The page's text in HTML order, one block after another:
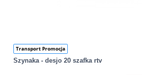
Transport Promocja
Szynaka - desjo 20 szafka rtv